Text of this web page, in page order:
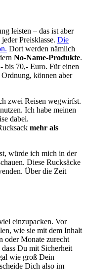
leisten – das ist aber
Preisklasse. Die
Dort werden nämlich
No-Name-Produkte.
bis 70,- Euro. Für einen
können aber
zwei Reisen wegwirfst.
Ich habe meinen
dabei.
mehr als
würde ich mich in der
Diese Rucksäcke
Über die Zeit
einzupacken. Vor
wie sie mit dem Inhalt
oder Monate zurecht
Du mit Sicherheit
wie groß Dein
Dich also im